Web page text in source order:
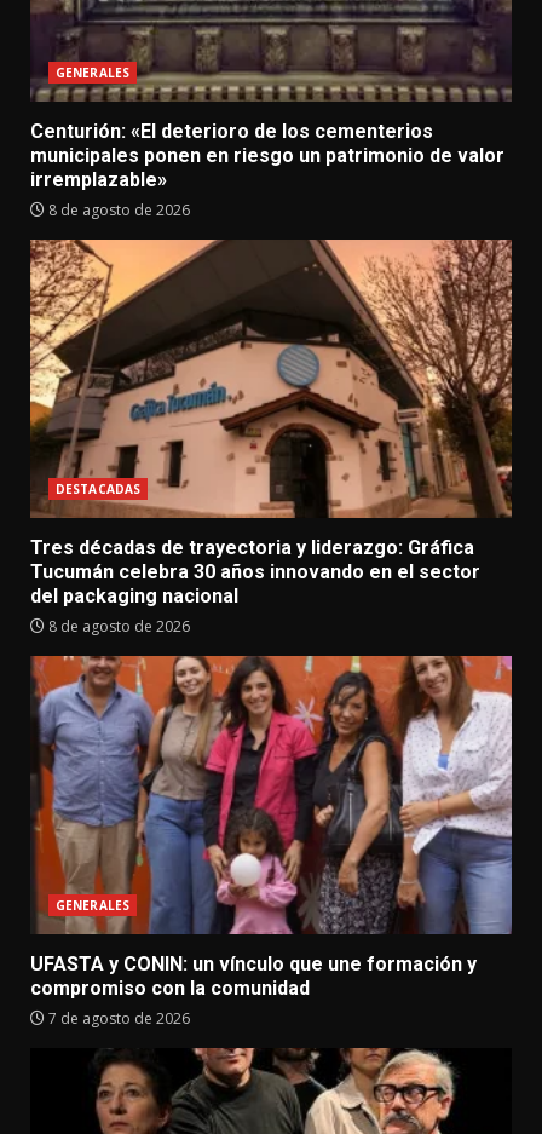
GENERALES
Centurión: «El deterioro de los cementerios
municipales ponen en riesgo un patrimonio de valor
irremplazable»
8 de agosto de 2026
DESTACADAS
Tres décadas de trayectoria y liderazgo: Gráfica
Tucumán celebra 30 años innovando en el sector
del packaging nacional
8 de agosto de 2026
GENERALES
UFASTA y CONIN: un vínculo que une formación y
compromiso con la comunidad
7 de agosto de 2026